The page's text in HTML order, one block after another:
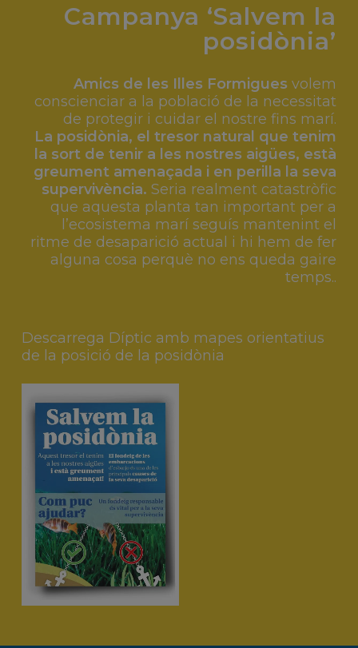
Campanya ‘Salvem la
posidònia’
Amics de les Illes Formigues volem
conscienciar a la població de la necessitat
de protegir i cuidar el nostre fins marí.
La posidònia, el tresor natural que tenim
la sort de tenir a les nostres aigües, està
greument amenaçada i en perilla la seva
supervivència. Seria realment catastròfic
que aquesta planta tan important per a
l’ecosistema marí seguís mantenint el
ritme de desaparició actual i hi hem de fer
alguna cosa perquè no ens queda gaire
temps..
Descarrega Díptic amb mapes orientatius
de la posició de la posidònia